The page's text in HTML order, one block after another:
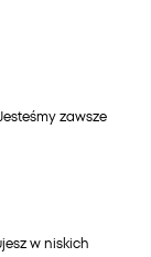
zawsze
w niskich